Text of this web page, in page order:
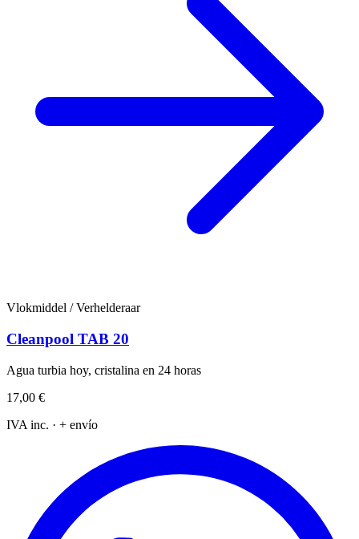
Vlokmiddel / Verhelderaar
Cleanpool TAB 20
Agua turbia hoy, cristalina en 24 horas
17,00 €
IVA inc. · + envío